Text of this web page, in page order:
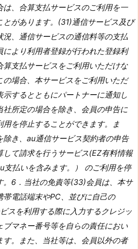
は、合算支払サービスのご利用を一
とがあります。(31)通信サービス及び
況、通信サービスの通信料等の支払
により利用者登録が行われた登録利
算支払サービスをご利用いただけな
の場合、本サービスをご利用いただ
するとともにパートナーに通知し
所定の場合を除き、会員の申告に
用を停止することができます。ま
除き、au通信サービス契約者の申告
して請求を行うサービス(EZ有料情報
支払いを含みます。） のご利用を停
。6．当社の免責等(33)会員は、本サ
帯電話端末やPC、並びに自己の
スを利用する際に入力するクレジッ
ブマネー番号等を自らの責任におい
す。また、当社等は、会員以外の者